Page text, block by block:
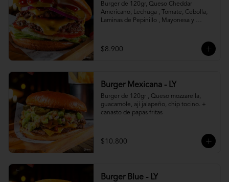
Burger de 120gr, Queso Cheddar
Americano, Lechuga , Tomate, Cebolla,
Laminas de Pepinillo , Mayonesa y
$8.900
Burger Mexicana - LY
Burger de 120gr , Queso mozzarella,
guacamole, ají jalapeño, chip tocino. +
canasto de papas fritas
$10.800
Burger Blue - LY